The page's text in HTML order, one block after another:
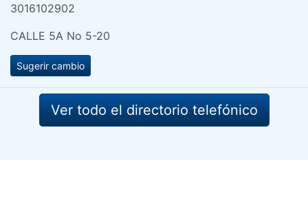
3016102902
CALLE 5A No 5-20
Sugerir cambio
Ver todo el directorio telefónico